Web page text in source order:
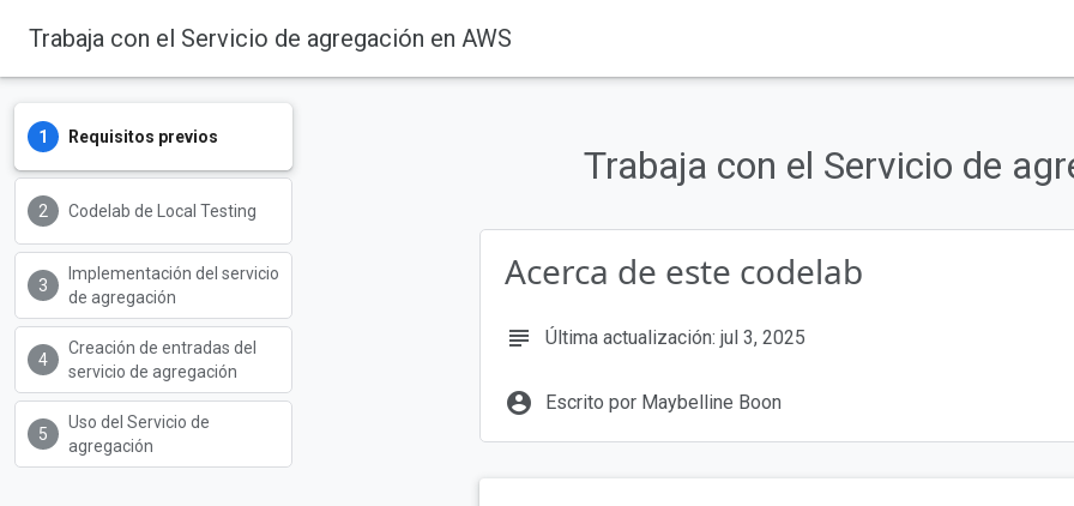
Estado de las funciones de Privacy Sandboxproporciona más información sobre el estado de las APIs
Trabaja con el Servicio de agregación en AWS
Requisitos previos
Codelab de Local Testing
Implementación del servicio
de agregación
Creación de entradas del
servicio de agregación
Uso del Servicio de
agregación
Trabaja con el Servicio de
Acerca de este codelab
subject Última actualización: jul 3, 2025
account_circle Escrito por Maybelline Boon